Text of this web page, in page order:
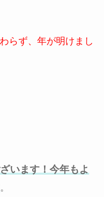
らず、年が明けまし
います！今年もよ
。